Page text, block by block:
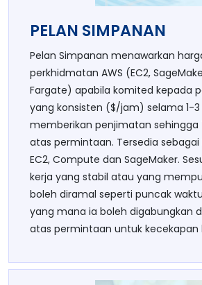
PELAN SIMPANAN
Pelan Simpanan menawarkan
perkhidmatan AWS (EC2,
Fargate) apabila komited kepada
yang konsisten ($/jam) selama 1-
memberikan penjimatan sehingga
atas permintaan. Tersedia sebagai
EC2, Compute dan SageMaker.
kerja yang stabil atau yang
boleh diramal seperti puncak
yang mana ia boleh digabungkan
atas permintaan untuk kecekapan